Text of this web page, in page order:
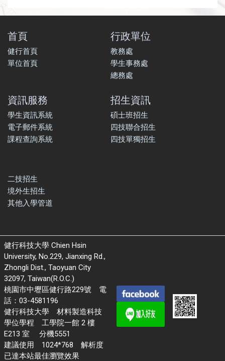
首頁
健行首頁
單位首頁
行政單位
教務處
學生事務處
總務處
資訊服務
學生資訊系統
電子郵件系統
課程查詢系統
招生資訊
碩士班招生
四技聯合招生
四技單獨招生
二技招生
境外生招生
其他入學管道
健行科技大學 Chien Hsin
University, No.229, Jianxing Rd.,
Zhongli Dist., Taoyuan City
32097, Taiwan(R.O.C.)
桃園市中壢區健行路229號 電
話：03-4581196
健行科技大學 材料製造科技
學位學程 工學院一館 2 樓
E213 室 分機5551
建議使用 1024*768 解析度
已達本站最佳瀏覽效果